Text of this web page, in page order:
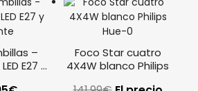
–
E27 y
Foco Star cuatro
4X4W blanco Philips